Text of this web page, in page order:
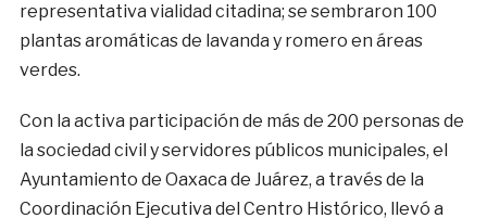
representativa vialidad citadina; se sembraron 100
plantas aromáticas de lavanda y romero en áreas
verdes.
Con la activa participación de más de 200 personas de
la sociedad civil y servidores públicos municipales, el
Ayuntamiento de Oaxaca de Juárez, a través de la
Coordinación Ejecutiva del Centro Histórico, llevó a